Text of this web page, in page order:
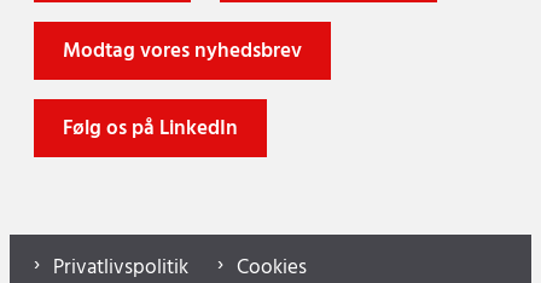
Modtag vores nyhedsbrev
Følg os på LinkedIn
Privatlivspolitik Cookies